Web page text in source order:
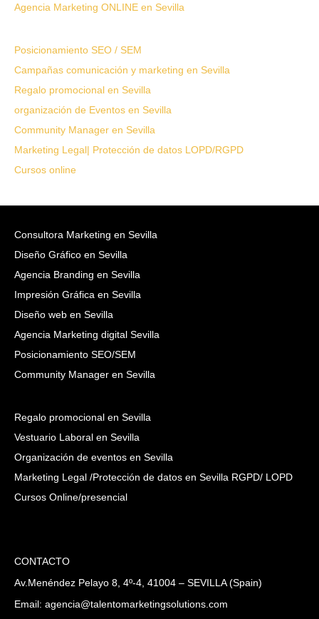
Agencia Marketing ONLINE en Sevilla
Posicionamiento SEO / SEM
Campañas comunicación y marketing en Sevilla
Regalo promocional en Sevilla
organización de Eventos en Sevilla
Community Manager en Sevilla
Marketing Legal| Protección de datos LOPD/RGPD
Cursos online
Consultora Marketing en Sevilla
Diseño Gráfico en Sevilla
Agencia Branding en Sevilla
Impresión Gráfica en Sevilla
Diseño web en Sevilla
Agencia Marketing digital Sevilla
Posicionamiento SEO/SEM
Community Manager en Sevilla
Regalo promocional en Sevilla
Vestuario Laboral en Sevilla
Organización de eventos en Sevilla
Marketing Legal /Protección de datos en Sevilla RGPD/ LOPD
Cursos Online/presencial
CONTACTO
Av.Menéndez Pelayo 8, 4º-4, 41004 – SEVILLA (Spain)
Email: agencia@talentomarketingsolutions.com